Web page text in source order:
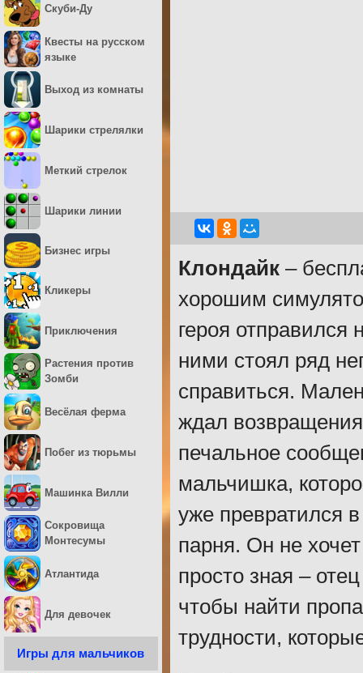
Клондайк –
хорошим
героя отправился
ними стоял ряд
справиться.
ждал
печальное
мальчишка,
уже превратился
парня. Он не
просто зная –
чтобы найти
трудности,
Скуби-Ду
Квесты на русском
языке
Выход из комнаты
Шарики стрелялки
Меткий стрелок
Шарики линии
Бизнес игры
Кликеры
Приключения
Растения против
Зомби
Весёлая ферма
Побег из тюрьмы
Машинка Вилли
Сокровища
Монтесумы
Атлантида
Для девочек
Игры для мальчиков